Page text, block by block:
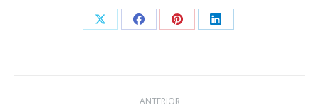
Share Share Share Share
Navegación
ANTERIOR